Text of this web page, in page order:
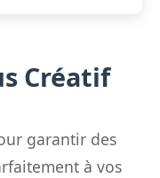
Créatif
garantir des
à vos